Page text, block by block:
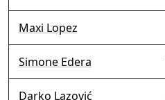
Maxi Lopez
Simone Edera
Darko Lazović